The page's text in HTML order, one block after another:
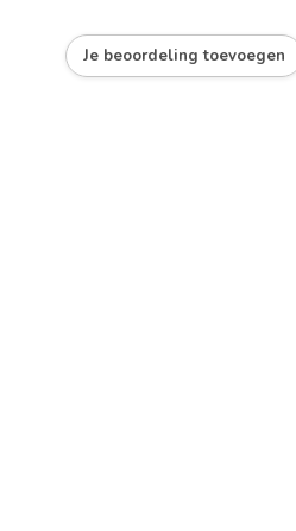
Je beoordeling toevoegen